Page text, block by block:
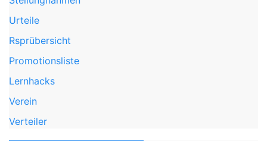
Urteile
Rsprübersicht
Promotionsliste
Lernhacks
Verein
Verteiler